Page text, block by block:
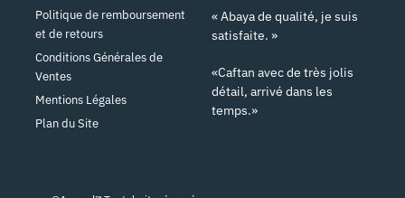
Politique de remboursement
et de retours
Conditions Générales de
Ventes
Mentions Légales
Plan du Site
« Abaya de qualité, je suis
satisfaite. »
«Caftan avec de très jolis
détail, arrivé dans les
temps.»